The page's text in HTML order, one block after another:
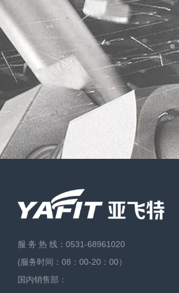
服 务 热 线： 0531-68961020
(服务时间：08：00-20：00）
国内销售部：